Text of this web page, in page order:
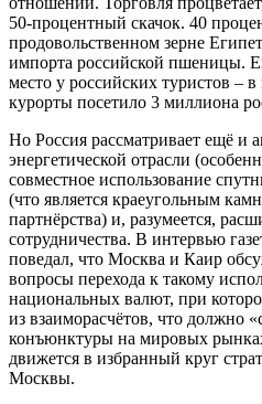
50-процентный скачок. 40
продовольственном зерне
импорта российской пшеницы.
место у российских туристов –
курорты посетило 3 миллиона
Но Россия рассматривает ещё и
энергетической отрасли
совместное использование
(что является краеугольным
партнёрства) и, разумеется,
сотрудничества. В интервью
поведал, что Москва и Каир
вопросы перехода к такому
национальных валют, при
из взаиморасчётов, что должно
конъюнктуры на мировых
движется в избранный круг
Москвы.